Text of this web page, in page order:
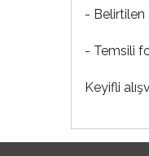
- Belirtilen
- Temsili
Keyifli